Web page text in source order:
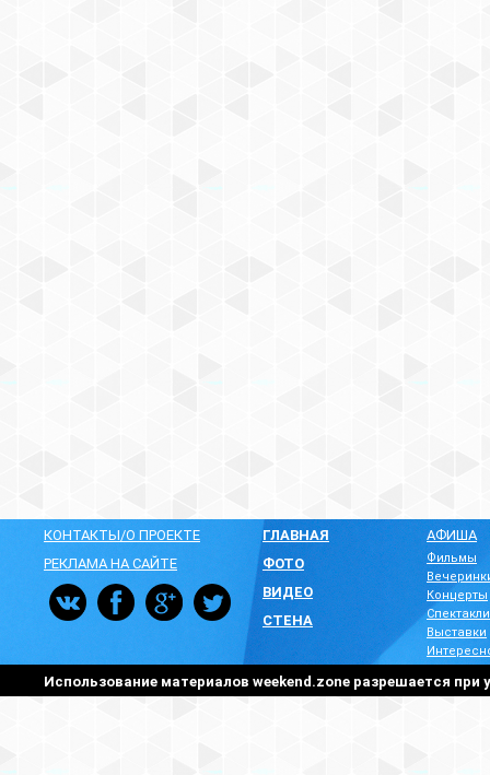
КОНТАКТЫ/О ПРОЕКТЕ
РЕКЛАМА НА САЙТЕ
ГЛАВНАЯ
ФОТО
ВИДЕО
СТЕНА
АФИША
Фильмы
Концерты
Спектакли
Выставки
Использование материалов weekend.zone разрешается